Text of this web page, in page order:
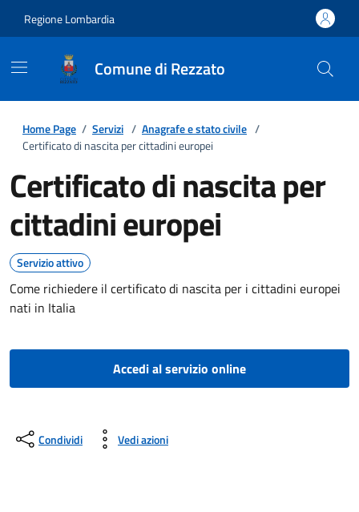
Regione Lombardia
Comune di Rezzato
Home Page / Servizi / Anagrafe e stato civile /
Certificato di nascita per cittadini europei
Certificato di nascita per
cittadini europei
Servizio attivo
Come richiedere il certificato di nascita per i cittadini europei
nati in Italia
Accedi al servizio online
Condividi Vedi azioni